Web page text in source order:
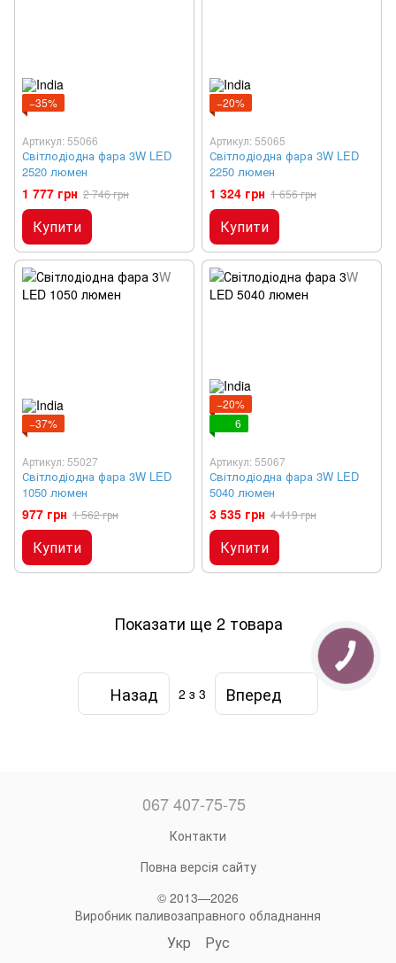
−35%
Артикул: 55066
Світлодіодна фара 3W LED
2520 люмен
1 777 грн 2 746 грн
Купити
−20%
Артикул: 55065
Світлодіодна фара 3W LED
2250 люмен
1 324 грн 1 656 грн
Купити
−37%
Артикул: 55027
Світлодіодна фара 3W LED
1050 люмен
977 грн 1 562 грн
Купити
−20%
6
Артикул: 55067
Світлодіодна фара 3W LED
5040 люмен
3 535 грн 4 419 грн
Купити
Показати ще 2 товара
Назад 2 з 3 Вперед
067 407-75-75
Контакти
Повна версія сайту
© 2013—2026
Виробник паливозаправного обладнання
Укр Рус